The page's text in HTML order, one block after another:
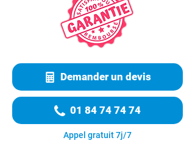
Demander un devis
01 84 74 74 74
Appel gratuit 7j/7